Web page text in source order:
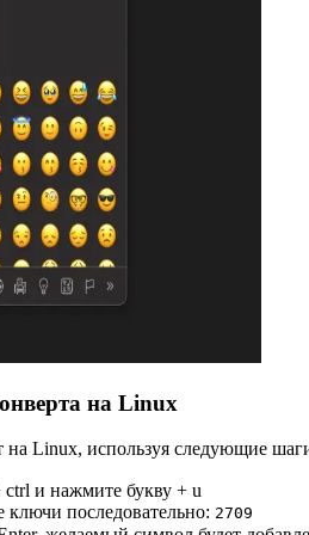
на Linux
на Linux, используя следующие
и нажмите букву + u
последовательно: 2709